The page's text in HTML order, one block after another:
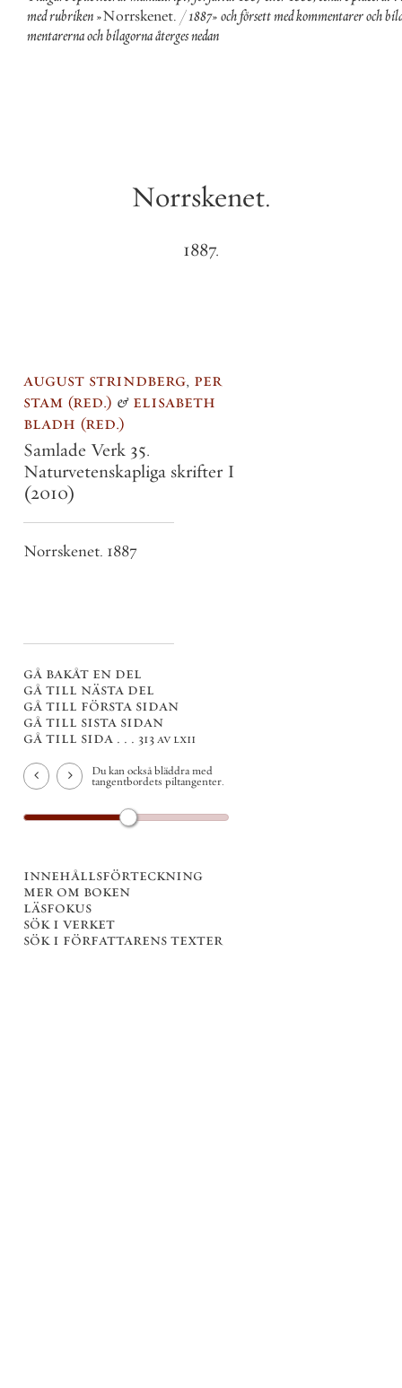
medrubriken»Norrskenet. /1887»ochförsettmedkommentareroch
mentarernaochbilagornaåtergesnedan
Norrskenet.
1887.
august strindberg, per
stam red. & elisabeth
bladh red.
Samlade Verk 35.
Naturvetenskapliga skrifter I
(2010)
Norrskenet. 1887
gå bakåt en del
gå till nästa del
gå till första sidan
gå till sista sidan
gå till sida . . . 313 av lxii
Du kan också bläddra med
tangentbordets piltangenter.
innehållsförteckning
mer om boken
läsfokus
sök i verket
sök i författarens texter